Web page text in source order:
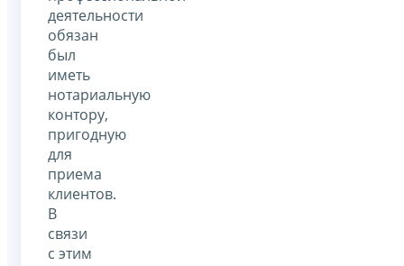
деятельности
обязан
был
иметь
нотариальную
контору,
пригодную
для
приема
клиентов.
В
связи
с этим